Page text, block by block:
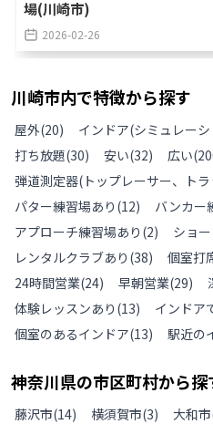
場(川崎市)
2026-02-26
川崎市内で特徴から探す
屋外(20) インドア(シミュレー
打ち放題(30) 安い(32) 広い
弾道測定器(トップレーサー、ト
パター練習場あり (12) バンカー
アプローチ練習場あり (2) ショ
レンタルクラブあり (38) 個室打
24時間営業(24) 早朝営業(29)
体験レッスンあり (13) インドア
個室のあるインドア(13) 駅近の
神奈川県の市区町村から探
藤沢市(14) 横須賀市(3) 大和市